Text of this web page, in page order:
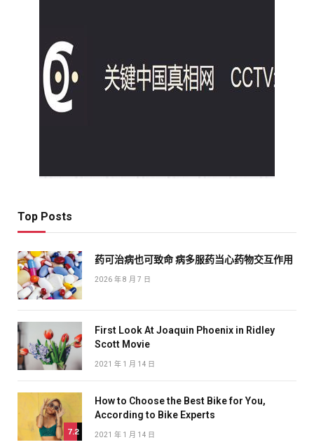
Top Posts
药可治病也可致命 病多服药当心药物交互作用
2026 年 8 月 7 日
First Look At Joaquin Phoenix in Ridley
Scott Movie
2021 年 1 月 14 日
7.2
How to Choose the Best Bike for You,
According to Bike Experts
2021 年 1 月 14 日